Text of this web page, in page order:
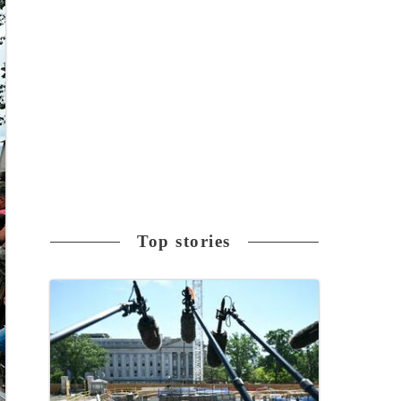
Top stories